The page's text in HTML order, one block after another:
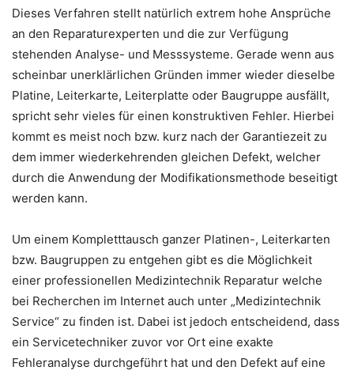
Dieses Verfahren stellt natürlich extrem hohe Ansprüche
an den Reparaturexperten und die zur Verfügung
stehenden Analyse- und Messsysteme. Gerade wenn aus
scheinbar unerklärlichen Gründen immer wieder dieselbe
Platine, Leiterkarte, Leiterplatte oder Baugruppe ausfällt,
spricht sehr vieles für einen konstruktiven Fehler. Hierbei
kommt es meist noch bzw. kurz nach der Garantiezeit zu
dem immer wiederkehrenden gleichen Defekt, welcher
durch die Anwendung der Modifikationsmethode beseitigt
werden kann.
Um einem Kompletttausch ganzer Platinen-, Leiterkarten
bzw. Baugruppen zu entgehen gibt es die Möglichkeit
einer professionellen Medizintechnik Reparatur welche
bei Recherchen im Internet auch unter „Medizintechnik
Service“ zu finden ist. Dabei ist jedoch entscheidend, dass
ein Servicetechniker zuvor vor Ort eine exakte
Fehleranalyse durchgeführt hat und den Defekt auf eine